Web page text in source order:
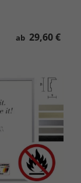
ab 29,60 €